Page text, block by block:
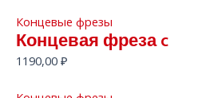
Концевые фрезы
Концевая фреза c
1190,00 ₽